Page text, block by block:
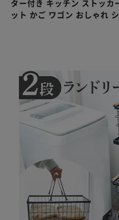
ター付き キッチン ストッカ
ット かご ワゴン おしゃれ